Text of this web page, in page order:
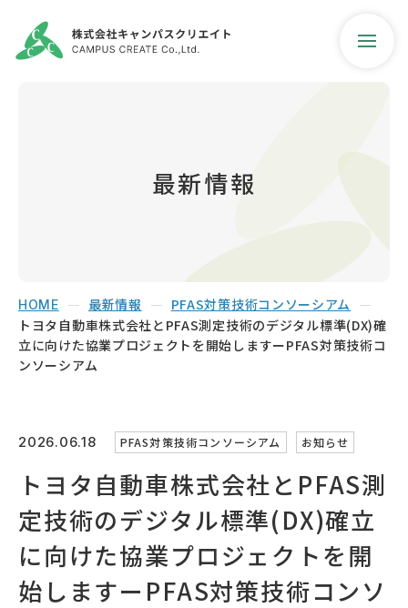
ご支援実績
最新情報
企業の方
国際連携
ご担当者の方
大学関係の方
自治体の方
最新情報
HOME 最新情報
PFAS対策技術コンソーシアム
トヨタ自動車株式会社とPFAS測定技術のデジタル標準(DX)確
立に向けた協業プロジェクトを開始しますーPFAS対策技術コ
ンソーシアム
2026.06.18 PFAS対策技術コンソーシアム お知らせ
トヨタ自動車株式会社とPFAS測
定技術のデジタル標準(DX)確立
に向けた協業プロジェクトを開
始しますーPFAS対策技術コンソ